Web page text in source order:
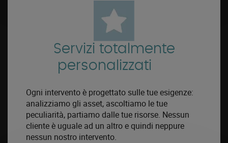
Servizi totalmente
personalizzati
Ogni intervento è progettato sulle tue esigenze:
analizziamo gli asset, ascoltiamo le tue
peculiarità, partiamo dalle tue risorse. Nessun
cliente è uguale ad un altro e quindi neppure
nessun nostro intervento.